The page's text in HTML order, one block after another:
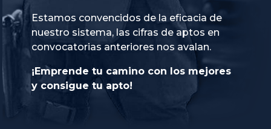
Estamos convencidos de la eficacia de
nuestro sistema, las cifras de aptos en
convocatorias anteriores nos avalan.
¡Emprende tu camino con los mejores
y consigue tu apto!